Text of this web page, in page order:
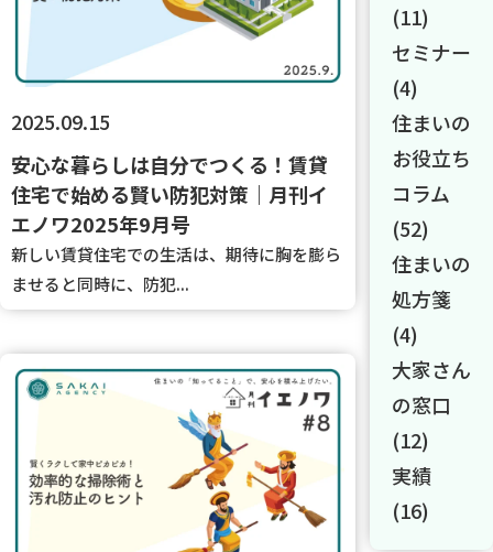
2025.09.15
安心な暮らしは自分でつくる！賃貸
住宅で始める賢い防犯対策｜月刊イ
エノワ2025年9月号
新しい賃貸住宅での生活は、期待に胸を膨ら
ませると同時に、防犯...
(11)
セミナー
(4)
住まいの
お役立ち
コラム
(52)
住まいの
処方箋
(4)
大家さん
の窓口
(12)
実績
(16)